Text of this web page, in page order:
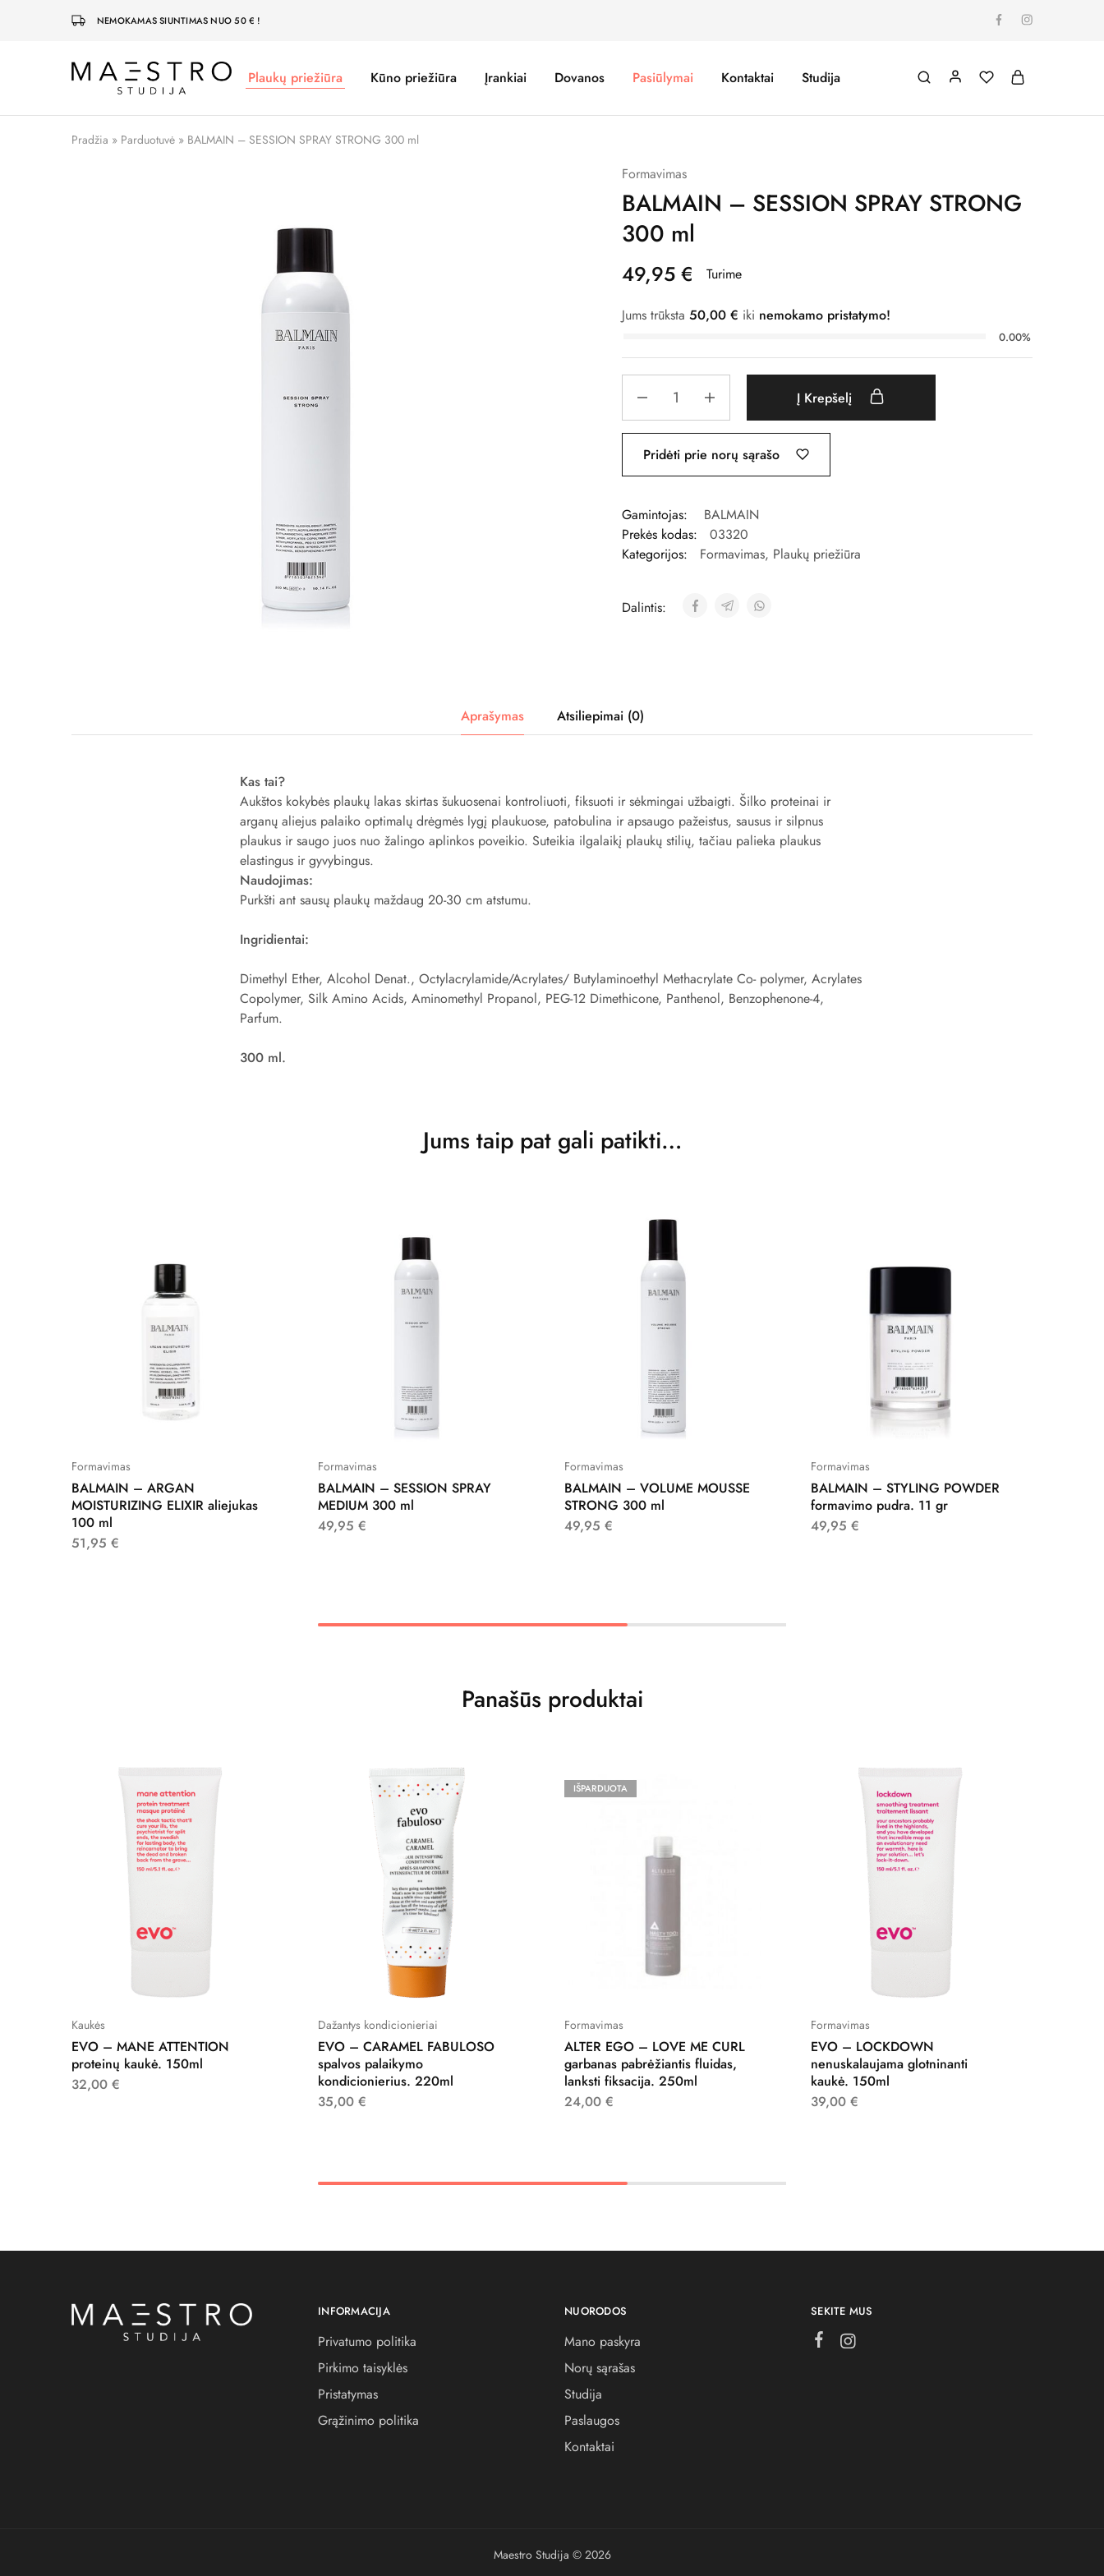
NEMOKAMAS SIUNTIMAS NUO 50 € !
Maestro Plaukų priežiūra Kūno priežiūra Įrankiai Dovanos Pasiūlymai Kontaktai Studija
Pradžia » Parduotuvė » BALMAIN – SESSION SPRAY STRONG 300 ml
Formavimas
BALMAIN – SESSION SPRAY STRONG
300 ml
49,95 € Turime
Jums trūksta 50,00 € iki nemokamo pristatymo!
0.00%
Į Krepšelį
Pridėti prie norų sąrašo
Gamintojas:
BALMAIN
Prekės kodas:
03320
Kategorijos:
Formavimas, Plaukų priežiūra
Dalintis:
Aprašymas Atsiliepimai (0)
Kas tai?
Aukštos kokybės plaukų lakas skirtas šukuosenai kontroliuoti, fiksuoti ir sėkmingai užbaigti. Šilko proteinai ir
arganų aliejus palaiko optimalų drėgmės lygį plaukuose, patobulina ir apsaugo pažeistus, sausus ir silpnus
plaukus ir saugo juos nuo žalingo aplinkos poveikio. Suteikia ilgalaikį plaukų stilių, tačiau palieka plaukus
elastingus ir gyvybingus.
Naudojimas:
Purkšti ant sausų plaukų maždaug 20-30 cm atstumu.
Ingridientai:
Dimethyl Ether, Alcohol Denat., Octylacrylamide/Acrylates/ Butylaminoethyl Methacrylate Co- polymer, Acrylates
Copolymer, Silk Amino Acids, Aminomethyl Propanol, PEG-12 Dimethicone, Panthenol, Benzophenone-4,
Parfum.
300 ml.
Jums taip pat gali patikti…
Formavimas
BALMAIN – ARGAN
MOISTURIZING ELIXIR aliejukas
100 ml
51,95 €
Formavimas
BALMAIN – SESSION SPRAY
MEDIUM 300 ml
49,95 €
Formavimas
BALMAIN – VOLUME MOUSSE
STRONG 300 ml
49,95 €
Formavimas
BALMAIN – STYLING POWDER
formavimo pudra. 11 gr
49,95 €
Panašūs produktai
Kaukės
EVO – MANE ATTENTION
proteinų kaukė. 150ml
32,00 €
Dažantys kondicionieriai
EVO – CARAMEL FABULOSO
spalvos palaikymo
kondicionierius. 220ml
35,00 €
IŠPARDUOTA
Formavimas
ALTER EGO – LOVE ME CURL
garbanas pabrėžiantis fluidas,
lanksti fiksacija. 250ml
24,00 €
Formavimas
EVO – LOCKDOWN
nenuskalaujama glotninanti
kaukė. 150ml
39,00 €
INFORMACIJA
Privatumo politika
Pirkimo taisyklės
Pristatymas
Grąžinimo politika
NUORODOS
Mano paskyra
Norų sąrašas
Studija
Paslaugos
Kontaktai
SEKITE MUS
Maestro Studija © 2026